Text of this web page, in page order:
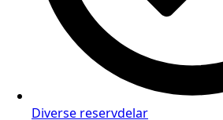
Diverse reservdelar